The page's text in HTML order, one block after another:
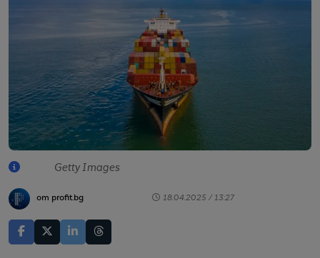
Getty Images
от profit.bg 18.04.2025 / 13:27